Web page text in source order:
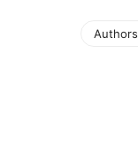
Authors